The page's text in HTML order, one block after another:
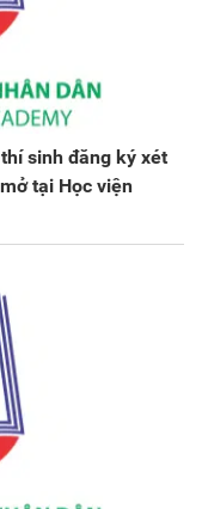
sinh đăng ký xét
tại Học viện